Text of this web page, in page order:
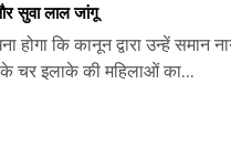
सुवा लाल जांगू
होगा कि कानून द्वारा उन्हें समान
चर इलाके की महिलाओं का...